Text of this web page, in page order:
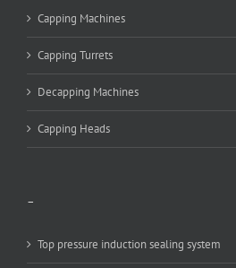
Capping Machines
Capping Turrets
Decapping Machines
Capping Heads
–
Top pressure induction sealing system